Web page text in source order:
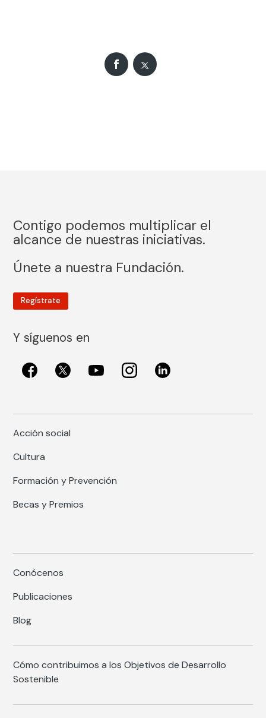
Contigo podemos multiplicar el
alcance de nuestras iniciativas.
Únete a nuestra Fundación.
Regístrate
Y síguenos en
Acción social
Cultura
Formación y Prevención
Becas y Premios
Conócenos
Publicaciones
Blog
Cómo contribuimos a los Objetivos de Desarrollo
Sostenible